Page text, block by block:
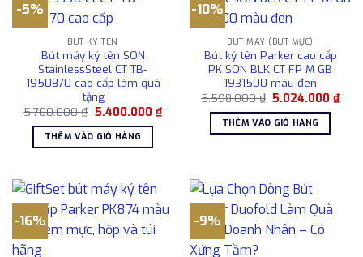
-5%
BÚT KÝ TÊN
Bút máy ký tên SON
StainlessSteel CT TB-
1950870 cao cấp làm quà
tặng
5.700.000₫ Giá
là:
5.700.000 ₫.
5.400.000 ₫Giá
hiện
THÊM VÀO GIỎ HÀNG
-10%
BÚT MÁY (BÚT MỰC)
Bút ký tên Parker cao cấp
PK SON BLK CT FP M GB
1931500 màu đen
5.598.000₫ Giá
là:
5.598.000 ₫.
5.024.000₫Giá
hiện
THÊM VÀO GIỎ HÀNG
-16% -9%